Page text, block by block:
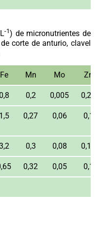
-1) de micronutrientes de
corte de anturio, clavel
Fe Mn Mo Zn
0,8 0,2 0,005 0,25
1,5 0,27 0,06 0,1
0,3 0,08 0,12
0,32 0,05 0,1